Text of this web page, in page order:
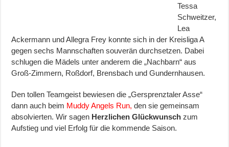
Tessa
Schweitzer,
Lea
Ackermann und Allegra Frey konnte sich in der Kreisliga A
gegen sechs Mannschaften souverän durchsetzen. Dabei
schlugen die Mädels unter anderem die „Nachbarn“ aus
Groß-Zimmern, Roßdorf, Brensbach und Gundernhausen.
Den tollen Teamgeist bewiesen die „Gersprenztaler Asse“
dann auch beim Muddy Angels Run, den sie gemeinsam
absolvierten. Wir sagen Herzlichen Glückwunsch zum
Aufstieg und viel Erfolg für die kommende Saison.